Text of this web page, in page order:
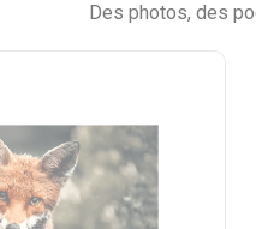
Des photos, des